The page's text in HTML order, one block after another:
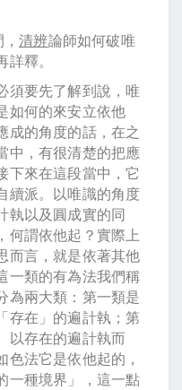
，清辨論師如何破唯
釋。
須要先了解到說，唯
如何的來安立依他
成的角度的話，在之
中，有很清楚的把應
下來在這段當中，它
續派。以唯識的角度
執以及圓成實的同
何謂依他起？實際上
而言，就是依著其他
一類的有為法我們稱
為兩大類：第一類是
存在」的遍計執；第
以存在的遍計執而
法它是依他起的，
一種境界」，這一點